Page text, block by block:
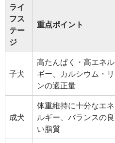
ライ
フス
テー
ジ
重点ポイント
子犬
高たんぱく・高エネル
ギー、カルシウム・リ
ンの適正量
成犬
体重維持に十分なエネ
ルギー、バランスの良
い脂質